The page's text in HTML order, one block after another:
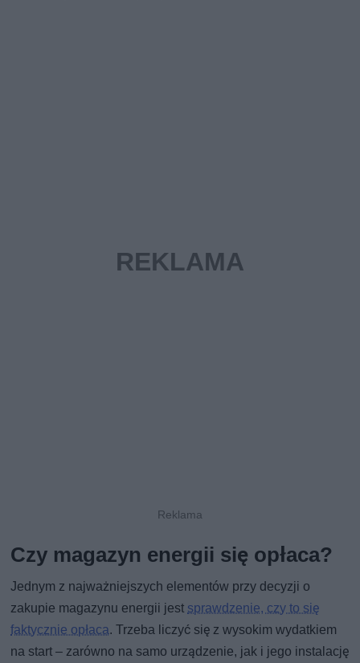
Czy magazyn energii się opłaca?
Jednym z najważniejszych elementów przy decyzji o
zakupie magazynu energii jest sprawdzenie, czy to się
faktycznie opłaca. Trzeba liczyć się z wysokim wydatkiem
na start – zarówno na samo urządzenie, jak i jego instalację